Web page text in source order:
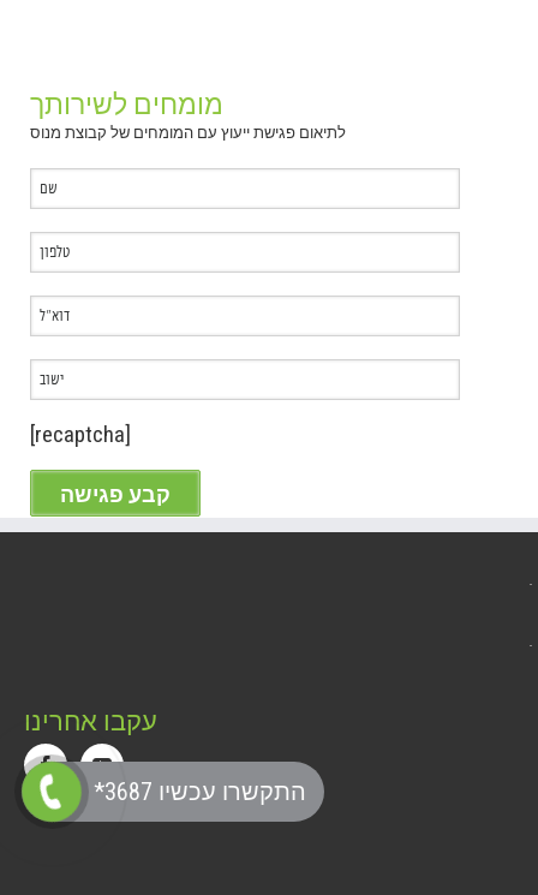
מומחים לשירותך
לתיאום פגישת ייעוץ עם המומחים של קבוצת מנוס
[recaptcha]
עקבו אחרינו
*התקשרו עכשיו 3687